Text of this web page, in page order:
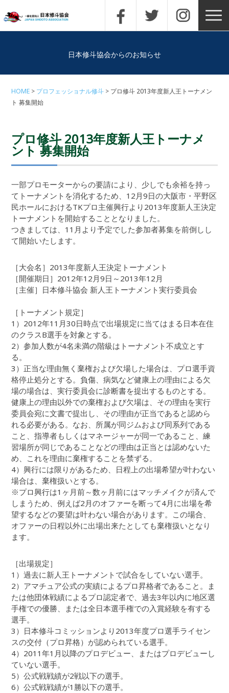
日本修斗協会からのお知らせ
HOME プロフェッショナル修斗
プロ修斗 2013年度新人王トーナメン
ト 募集開始
プロ修斗 2013年度新人王トーナメ
ント 募集開始
一部プロモーターからの要請により、少しでも余裕を持っ
てトーナメントを消化するため、12月9日の大阪市・平野区
民ホールにおけるTKプロ主催興行より2013年度新人王決定
トーナメントを開始することとなりました。
つきましては、11月より予定でした参加者募集を前倒しし
て開始いたします。
［大会名］2013年度新人王決定トーナメント
［開催期日］2012年12月9日～2013年12月
［主催］日本修斗協会 新人王トーナメント実行委員会
［トーナメント規定］
1）2012年11月30日時点で出場規定に当てはまる日本在住
のクラスB選手を対象とする。
2）参加人数が4名未満の階級はトーナメント不成立とす
る。
3）正当な理由無く棄権および欠場した場合は、プロ選手資
格停止処分とする。負傷、病気など健康上の理由による欠
場の場合は、実行委員会に診断書を提出するものとする。
健康上の理由以外での棄権および欠場は、その理由を実行
委員会宛に文書で提出し、その理由が正当であると認めら
れる必要がある。なお、所属が同ジムおよび同系列である
こと、指導者もしくはマネージャーが同一であること、練
習場所が同じであることなどの理由は正当とは認めないた
め、これを理由に棄権することを禁ずる。
4）興行には限りがあるため、日程上の出場希望が叶わない
場合は、棄権扱いとする。
※プロ興行は1ヶ月前～数ヶ月前にはマッチメイクが済んで
しまうため、例えば2月のオファーを断って4月に出場を希
望するなどの要望は叶わない場合があります。この場合、
オファーの日程以外に出場出来たとしても棄権扱いとなり
ます。
［出場規定］
1）過去に新人王トーナメントで試合をしていない選手。
2）アマチュア公式の実績によるプロ昇格者であること。ま
たは他団体戦績によるプロ認定者で、過去3年以内に地区選
手権での優勝、または全日本選手権での入賞経験を有する
選手。
3）日本修斗コミッションより2013年度プロ選手ライセン
スの交付（プロ昇格）が認められている選手。
4）2011年1月以降のプロデビュー、またはプロデビューし
ていない選手。
5）公式戦戦績が2戦以下の選手。
6）公式戦戦績が1勝以下の選手。